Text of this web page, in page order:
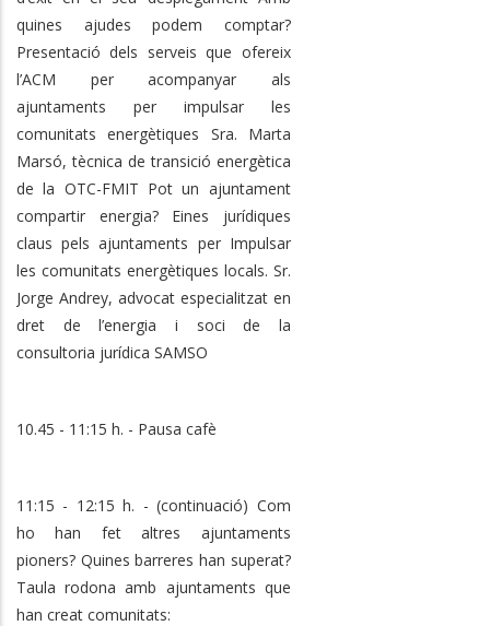
quines ajudes podem comptar?
Presentació dels serveis que ofereix
l’ACM per acompanyar als
ajuntaments per impulsar les
comunitats energètiques Sra. Marta
Marsó, tècnica de transició energètica
de la OTC-FMIT Pot un ajuntament
compartir energia? Eines jurídiques
claus pels ajuntaments per Impulsar
les comunitats energètiques locals. Sr.
Jorge Andrey, advocat especialitzat en
dret de l’energia i soci de la
consultoria jurídica SAMSO
10.45 - 11:15 h. - Pausa cafè
11:15 - 12:15 h. - (continuació) Com
ho han fet altres ajuntaments
pioners? Quines barreres han superat?
Taula rodona amb ajuntaments que
han creat comunitats: